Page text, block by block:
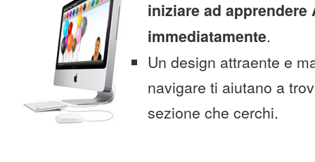
iniziare ad apprendere
immediatamente.
Un design attraente e
navigare ti aiutano a
sezione che cerchi.